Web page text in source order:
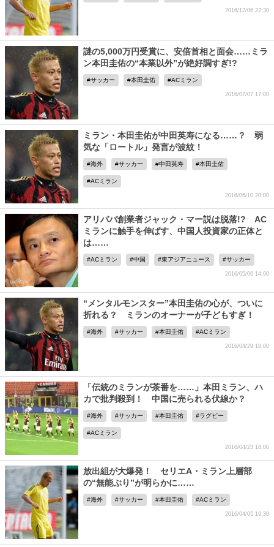
2016/12/06 22:30
謎の5,000万円受賞に、安倍首相と面会……ミラ
ン本田圭佑の“本業以外”が絶好調すぎ!?
サッカー 本田圭佑 ACミラン
2016/07/07 17:00
ミラン・本田圭佑が中田英寿になる……？ 弱
気な「ロートル」発言が波紋！
海外 サッカー 中田英寿 本田圭佑
ACミラン
2016/06/10 20:00
アリババ創業者ジャック・マー説は脱落!? AC
ミランに触手を伸ばす、中国人投資家の正体と
は……
ACミラン 中国 東アジアニュース サッカー
2016/05/06 14:00
“メンタルモンスター”本田圭佑の心が、ついに
折れる？ ミランのオーナーが子どもすぎ！
海外 サッカー 本田圭佑 ACミラン
2016/04/29 18:00
「伝統のミランが茶番を……」本田ミラン、ハ
カで批判殺到！ 中国に売られる伏線か？
海外 サッカー 本田圭佑 ラグビー
ACミラン
2016/04/23 18:00
放出組が大爆発！ セリエA・ミラン上層部
の“無能ぶり”が明らかに……
海外 サッカー 本田圭佑 ACミラン
2016/04/05 19:30